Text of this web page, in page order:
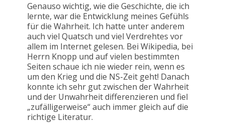
Genauso wichtig, wie die Geschichte, die ich
lernte, war die Entwicklung meines Gefühls
für die Wahrheit. Ich hatte unter anderem
auch viel Quatsch und viel Verdrehtes vor
allem im Internet gelesen. Bei Wikipedia, bei
Herrn Knopp und auf vielen bestimmten
Seiten schaue ich nie wieder rein, wenn es
um den Krieg und die NS-Zeit geht! Danach
konnte ich sehr gut zwischen der Wahrheit
und der Unwahrheit differenzieren und fiel
„zufälligerweise“ auch immer gleich auf die
richtige Literatur.